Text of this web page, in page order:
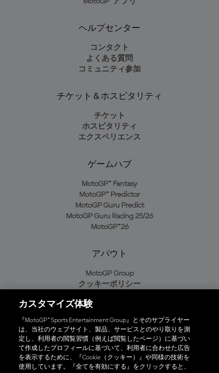
ヘルプセンター
コンタクト
よくある質問
コミュニティ参加
チケット＆ホスピタリティ
チケット
ホスピタリティ
エクスペリエンス
ゲームハブ
MotoGP™ Fantasy
MotoGP™ Predictor
MotoGP Guru Predict
MotoGP Guru Racing 25/26
MotoGP™26
アバウト
MotoGP Group
クッキーポリシー
プライバシーポリシー
購入ポリシー
オフィシャルアプリ
カスタマイズ体験
『MotoGP™ Sports Entertainment Group』とそのサプライヤー
は、当社のウェブサイト、製品、サービスとのやり取りを測
定し、利用者の閲覧習慣（例えば閲覧したページ）に基づい
て作成したプロフィールに基づいて、利用者に合わせた広告
を表示するために、『Cookie（クッキー）』や同様の技術を
使用しています。『全てを有効にする』をクリックすると、